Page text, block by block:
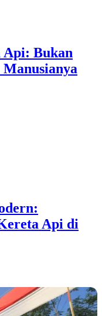
Api: Bukan
Manusianya
Api di